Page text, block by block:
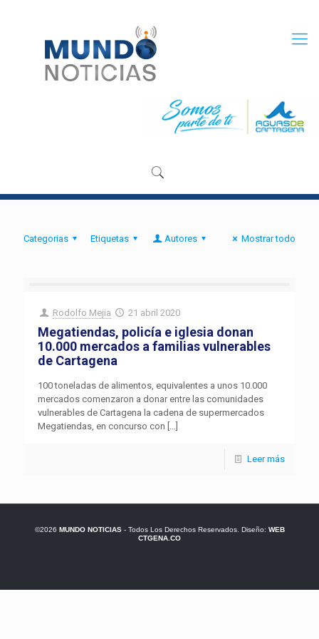
Categorias Etiquetas Autores Mostrar todo
Rodolfo Mejia 21 abril 2020
Megatiendas, policía e iglesia donan
10.000 mercados a familias vulnerables
de Cartagena
100 toneladas de alimentos, equivalentes a unos 10.000
mercados comenzaron a donar entre las comunidades
vulnerables de Cartagena la cadena de supermercados
Megatiendas, en concurso con […]
Leer más
©2026 MUNDO NOTICIAS- Todos Los Derechos Reservados. Diseño: WEB
CTGENA.CO